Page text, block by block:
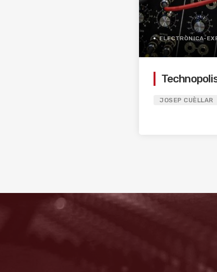
ELECTRÒNICA-
JOSEP CUÈLLAR